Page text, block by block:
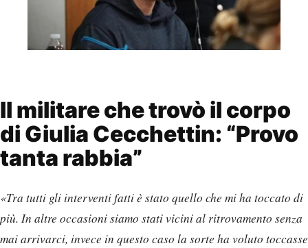
Il militare che trovò il corpo
di Giulia Cecchettin: “Provo
tanta rabbia”
«Tra tutti gli interventi fatti è stato quello che mi ha toccato di
più. In altre occasioni siamo stati vicini al ritrovamento senza
mai arrivarci, invece in questo caso la sorte ha voluto toccasse